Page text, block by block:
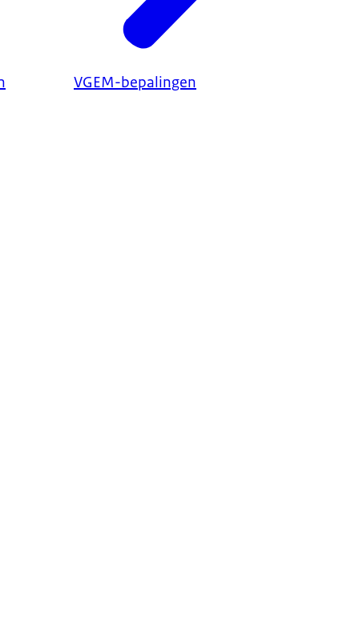
VGEM-bepalingen